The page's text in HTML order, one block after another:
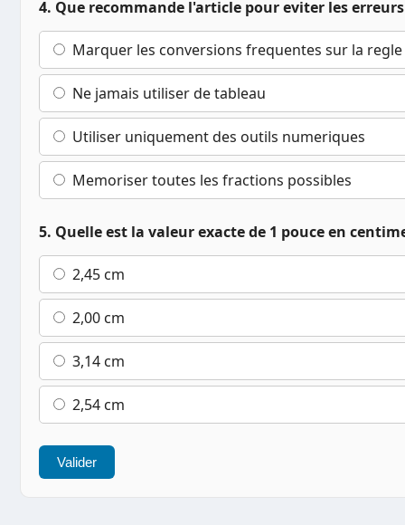
4. Que recommande l'article pour eviter les
Marquer les conversions frequentes sur la regle
Ne jamais utiliser de tableau
Utiliser uniquement des outils numeriques
Memoriser toutes les fractions possibles
5. Quelle est la valeur exacte de 1 pouce en
2,45 cm
2,00 cm
3,14 cm
2,54 cm
Valider